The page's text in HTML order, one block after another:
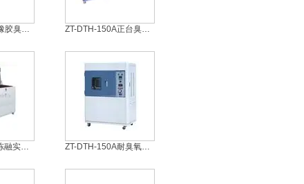
ZT-DTH-225A橡胶臭氧老化机 ZT-DTH-150A正台臭氧老化机
ZT-CTH-225L冻融实验箱 ZT-DTH-150A耐臭氧老化试验机